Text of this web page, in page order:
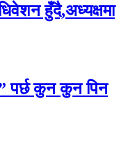
हुँदै,अध्यक्षमा
पर्छ कुन कुन पिन